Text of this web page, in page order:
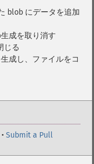
blob にデータを追加
成を取り消す
じる
成し、ファイルをコ
• Submit a Pull